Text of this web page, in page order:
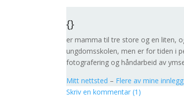
{}
er mamma til tre store og en liten,
ungdomsskolen, men er for tiden i
fotografering og håndarbeid av
Mitt nettsted – Flere av mine innlegg
Skriv en kommentar (1)